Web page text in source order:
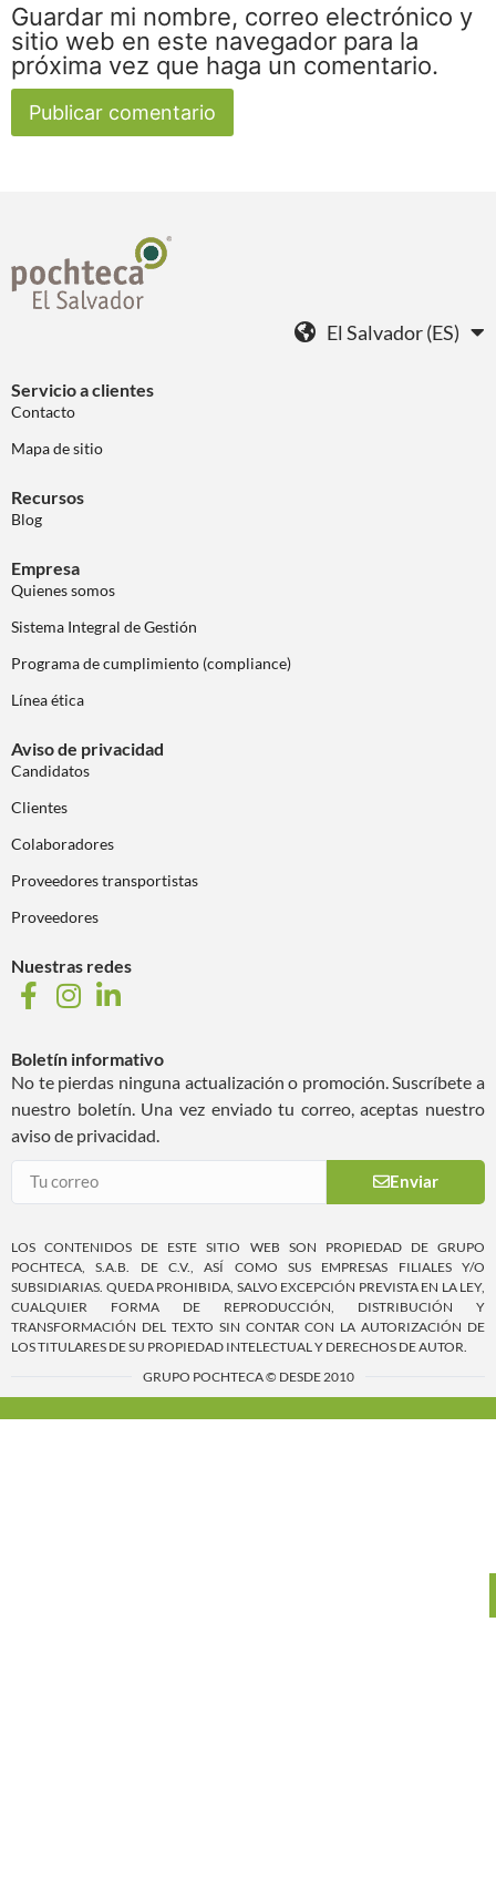
Guardar mi nombre, correo electrónico y
sitio web en este navegador para la
próxima vez que haga un comentario.
El Salvador (ES)
Servicio a clientes
Contacto
Mapa de sitio
Recursos
Blog
Empresa
Quienes somos
Sistema Integral de Gestión
Programa de cumplimiento (compliance)
Línea ética
Aviso de privacidad
Candidatos
Clientes
Colaboradores
Proveedores transportistas
Proveedores
Nuestras redes
Boletín informativo
No te pierdas ninguna actualización o promoción. Suscríbete a
nuestro boletín. Una vez enviado tu correo, aceptas nuestro
aviso de privacidad.
Enviar
LOS CONTENIDOS DE ESTE SITIO WEB SON PROPIEDAD DE GRUPO
POCHTECA, S.A.B. DE C.V., ASÍ COMO SUS EMPRESAS FILIALES Y/O
SUBSIDIARIAS. QUEDA PROHIBIDA, SALVO EXCEPCIÓN PREVISTA EN LA LEY,
CUALQUIER FORMA DE REPRODUCCIÓN, DISTRIBUCIÓN Y
TRANSFORMACIÓN DEL TEXTO SIN CONTAR CON LA AUTORIZACIÓN DE
LOS TITULARES DE SU PROPIEDAD INTELECTUAL Y DERECHOS DE AUTOR.
GRUPO POCHTECA © DESDE 2010